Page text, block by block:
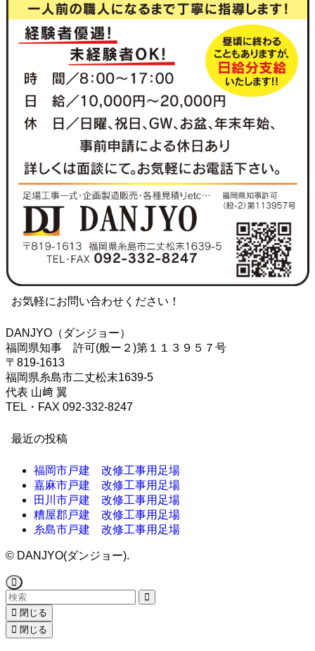
お気軽にお問い合わせください！
DANJYO（ダンジョー）
福岡県知事 許可(般ー２)第１１３９５７号
〒819-1613
福岡県糸島市二丈松末1639-5
代表 山﨑 翼
TEL・FAX 092-332-8247
最近の投稿
福岡市戸建 改修工事用足場
嘉麻市戸建 改修工事用足場
田川市戸建 改修工事用足場
糟屋郡戸建 改修工事用足場
糸島市戸建 改修工事用足場
© DANJYO(ダンジョー).
閉じる
閉じる